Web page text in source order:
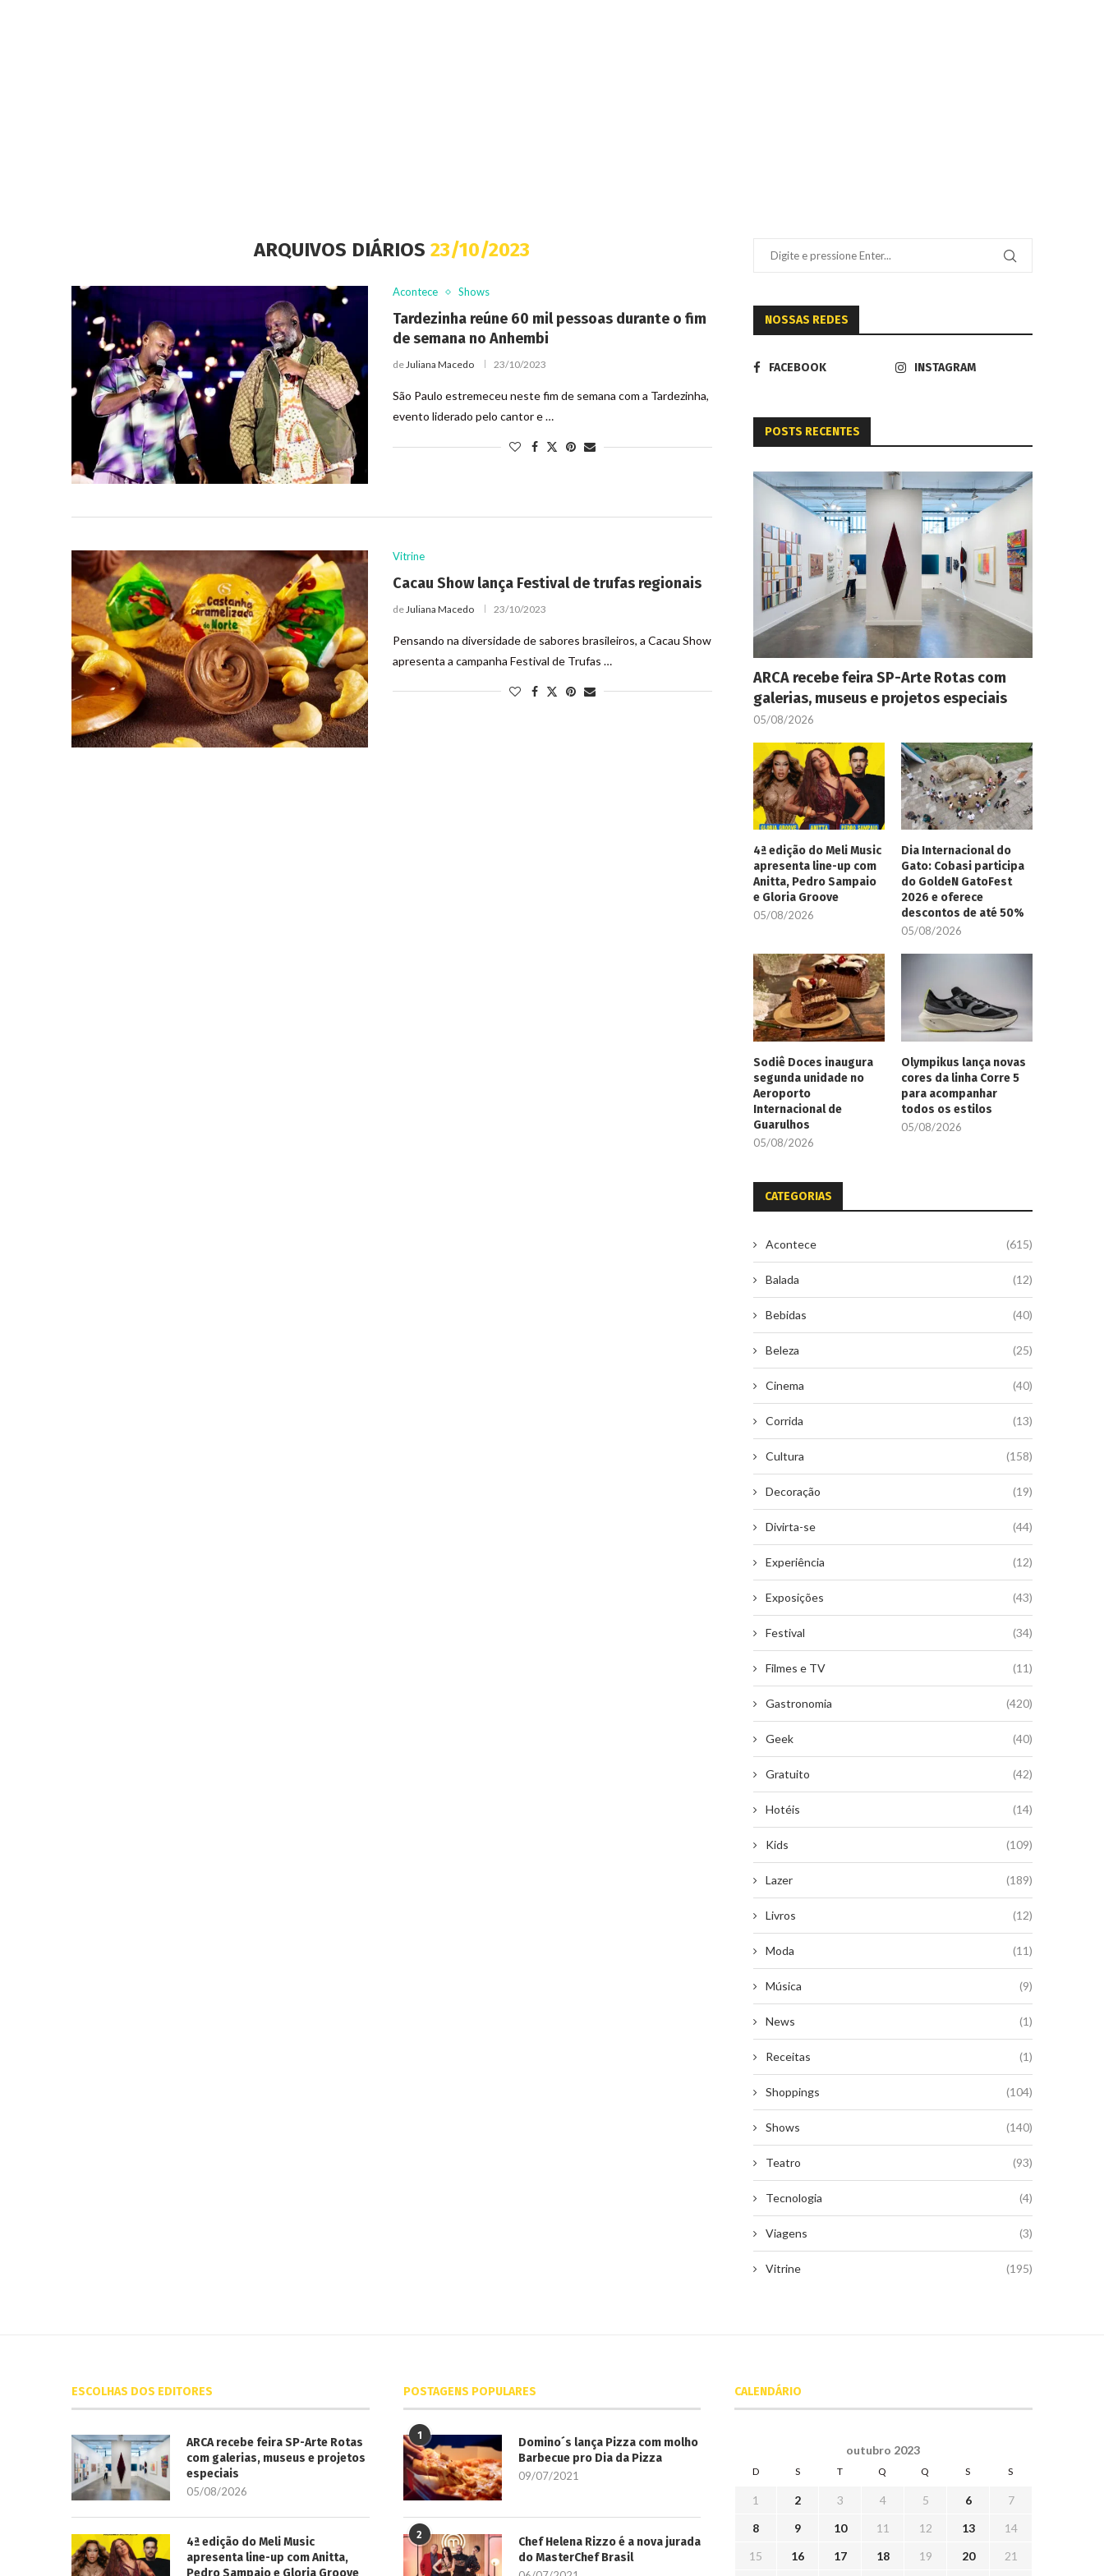
ARQUIVOS DIÁRIOS 23/10/2023
Acontece Shows
Tardezinha reúne 60 mil pessoas durante o fim
de semana no Anhembi
deJuliana Macedo 23/10/2023
São Paulo estremeceu neste fim de semana com a Tardezinha,
evento liderado pelo cantor e …
Vitrine
Cacau Show lança Festival de trufas regionais
de Juliana Macedo 23/10/2023
Pensando na diversidade de sabores brasileiros, a Cacau Show
apresenta a campanha Festival de Trufas …
NOSSAS REDES
FACEBOOK INSTAGRAM
POSTS RECENTES
ARCA recebe feira SP-Arte Rotas com
galerias, museus e projetos especiais
05/08/2026
4ª edição do Meli Music
apresenta line-up com
Anitta, Pedro Sampaio
e Gloria Groove
05/08/2026
Dia Internacional do
Gato: Cobasi participa
do GoldeN GatoFest
2026 e oferece
descontos de até 50%
05/08/2026
Sodiê Doces inaugura
segunda unidade no
Aeroporto
Internacional de
Guarulhos
05/08/2026
Olympikus lança novas
cores da linha Corre 5
para acompanhar
todos os estilos
05/08/2026
CATEGORIAS
Acontece (615)
Balada (12)
Bebidas (40)
Beleza (25)
Cinema (40)
Corrida (13)
Cultura (158)
Decoração (19)
Divirta-se (44)
Experiência (12)
Exposições (43)
Festival (34)
Filmes e TV (11)
Gastronomia (420)
Geek (40)
Gratuito (42)
Hotéis (14)
Kids (109)
Lazer (189)
Livros (12)
Moda (11)
Música (9)
News (1)
Receitas (1)
Shoppings (104)
Shows (140)
Teatro (93)
Tecnologia (4)
Viagens (3)
Vitrine (195)
ESCOLHAS DOS EDITORES
ARCA recebe feira SP-Arte Rotas
com galerias, museus e projetos
especiais
05/08/2026
4ª edição do Meli Music
apresenta line-up com Anitta,
Pedro Sampaio e Gloria Groove
POSTAGENS POPULARES
1
Domino´s lança Pizza com molho
Barbecue pro Dia da Pizza
09/07/2021
2
Chef Helena Rizzo é a nova jurada
do MasterChef Brasil
CALENDÁRIO
outubro 2023
D S T Q Q S S
1 2 3 4 5 6
7
8
9 10 11 12 13
14
15
16 17 18 19 20 21